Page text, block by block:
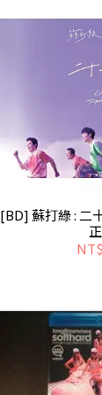
[BD] 蘇打綠 : 二